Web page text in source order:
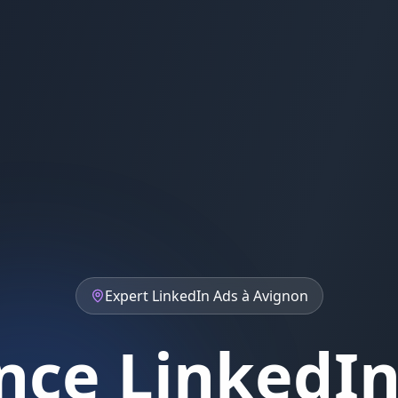
Expert LinkedIn Ads à Avignon